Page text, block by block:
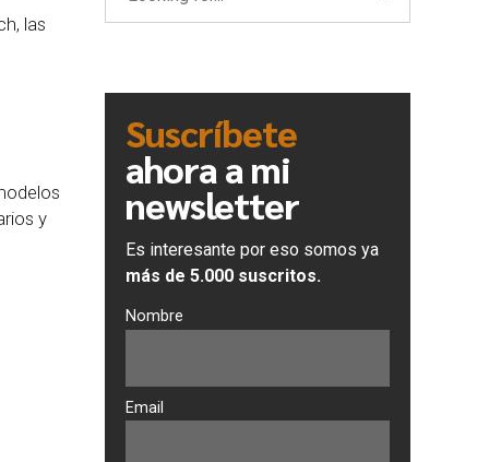
las
y
Suscríbete
ahora a mi
newsletter
Es interesante por eso somos ya
más de 5.000 suscritos.
Nombre
Email